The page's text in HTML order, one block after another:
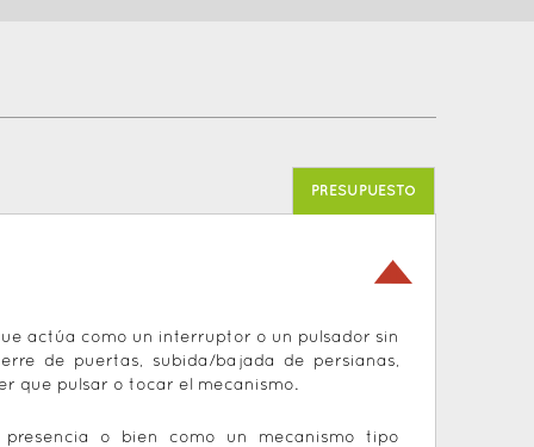
PRESUPUESTO
actúa como un interruptor o un pulsador sin
de puertas, subida/bajada de persianas,
que pulsar o tocar el mecanismo.
o bien como un mecanismo tipo